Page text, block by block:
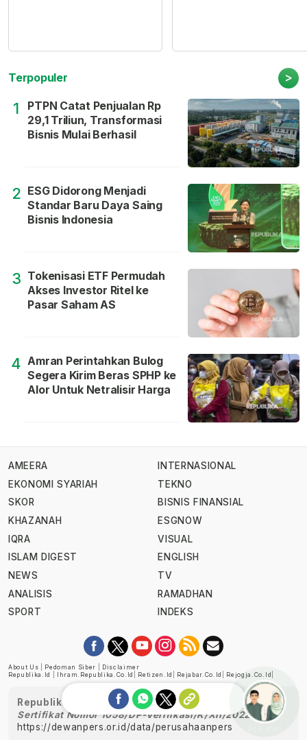
Terpopuler >
1
PTPN Catat Penjualan Rp
29,1 Triliun, Transformasi
Bisnis Mulai Berhasil
2 ESG Didorong Menjadi
Standar Baru Daya Saing
Bisnis Indonesia
3 Tokenisasi ETF Permudah
Akses Investor Ritel ke
Pasar Saham AS
4 Amran Perintahkan Bulog
Segera Kirim Beras SPHP ke
Alor Untuk Netralisir Harga
AMEERA
EKONOMI SYARIAH
SKOR
KHAZANAH
IQRA
ISLAM DIGEST
NEWS
ANALISIS
SPORT
INTERNASIONAL
TEKNO
BISNIS FINANSIAL
ESGNOW
VISUAL
ENGLISH
TV
RAMADHAN
INDEKS
About Us Pedoman Siber
Disclaimer
Republika.id
Ihram.republika.co.id Retizen.id Rejabar.co.id Rejogja.co.id
Republika telah diverifikasi oleh Dewan Pers
Sertifikat Nomor 1058/DP-Verifikasi/K/XII/2022
https://dewanpers.or.id/data/perusahaanpers